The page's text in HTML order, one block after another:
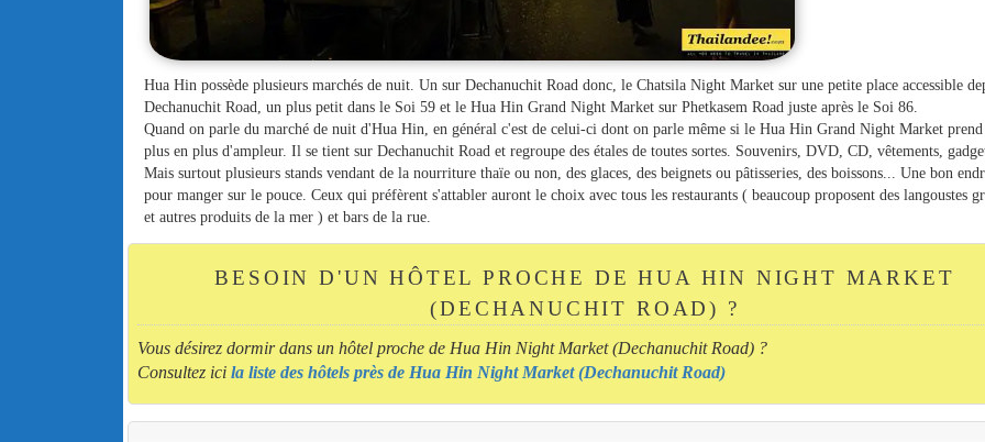
Hua Hin possède plusieurs marchés de nuit. Un sur Dechanuchit Road donc, le Chatsila Night Market sur une petite place accessible
Dechanuchit Road, un plus petit dans le Soi 59 et le Hua Hin Grand Night Market sur Phetkasem Road juste après le Soi 86.
Quand on parle du marché de nuit d'Hua Hin, en général c'est de celui-ci dont on parle même si le Hua Hin Grand Night Market prend
plus en plus d'ampleur. Il se tient sur Dechanuchit Road et regroupe des étales de toutes sortes. Souvenirs, DVD, CD, vêtements,
Mais surtout plusieurs stands vendant de la nourriture thaïe ou non, des glaces, des beignets ou pâtisseries, des boissons... Une bon
pour manger sur le pouce. Ceux qui préfèrent s'attabler auront le choix avec tous les restaurants ( beaucoup proposent des langoustes
et autres produits de la mer ) et bars de la rue.
BESOIN D'UN HÔTEL PROCHE DE HUA HIN NIGHT MARKET
(DECHANUCHIT ROAD) ?
Vous désirez dormir dans un hôtel proche de Hua Hin Night Market (Dechanuchit Road) ?
Consultez ici la liste des hôtels près de Hua Hin Night Market (Dechanuchit Road)